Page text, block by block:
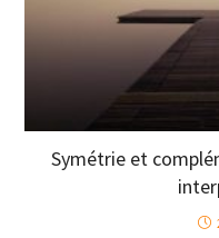
Symétrie et